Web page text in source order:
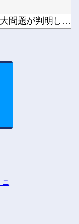
小学館、「マンガワン」とは別の大問題が判明してしまう…他